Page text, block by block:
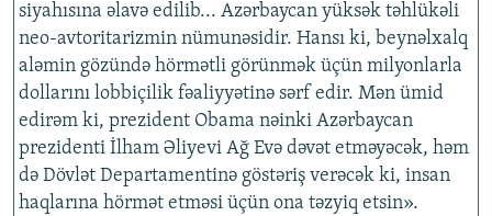
siyahısına əlavə edilib... Azərbaycan yüksək təhlükəli
neo-avtoritarizmin nümunəsidir. Hansı ki, beynəlxalq
aləmin gözündə hörmətli görünmək üçün milyonlarla
dollarını lobbiçilik fəaliyyətinə sərf edir. Mən ümid
edirəm ki, prezident Obama nəinki Azərbaycan
prezidenti İlham Əliyevi Ağ Evə dəvət etməyəcək, həm
də Dövlət Departamentinə göstəriş verəcək ki, insan
haqlarına hörmət etməsi üçün ona təzyiq etsin».